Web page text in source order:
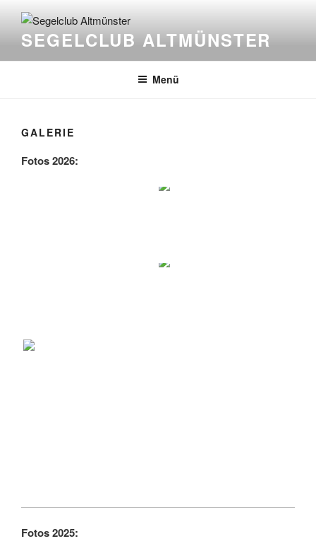
Inhalt
springenSEGELCLUB ALTMÜNSTER
Menü
GALERIE
Fotos 2026:
Fotos 2025: